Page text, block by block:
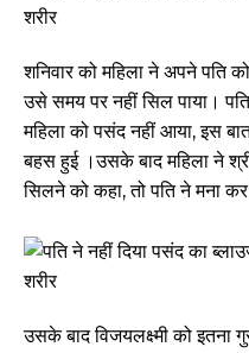
शनिवार को महिला ने अपने पति
उसे समय पर नहीं सिल पाया।
महिला को पसंद नहीं आया, इस
बहस हुई ।उसके बाद महिला ने
सिलने को कहा, तो पति ने मना कर
उसके बाद विजयलक्ष्मी को इतना